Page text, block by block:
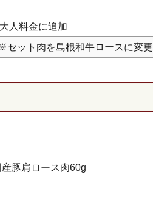
料金に追加
ット肉を島根和牛ロースに変更
豚肩ロース肉60g